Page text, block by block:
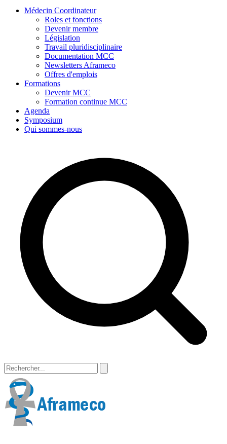
Médecin Coordinateur
Roles et fonctions
Devenir membre
Législation
Travail pluridisciplinaire
Documentation MCC
Newsletters Aframeco
Offres d'emplois
Formations
Devenir MCC
Formation continue MCC
Agenda
Symposium
Qui sommes-nous